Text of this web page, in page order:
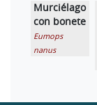
Murciélago
con bonete
Eumops
nanus